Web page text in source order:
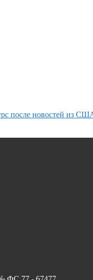
после новостей из